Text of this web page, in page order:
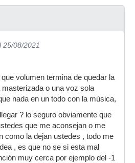
25/08/2021
volumen termina de quedar la
o una voz sola
nada en un todo con la música,
? lo seguro obviamente que
que me aconsejan o me
como la dejan ustedes , todo me
, es que no se si esta mal
muy cerca por ejemplo del -1